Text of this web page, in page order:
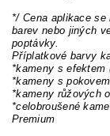
*/ Cena aplikace
barev nebo jiných
poptávky.
Příplatkové barvy
*kameny s efektem
*kameny s pokovem
*kameny růžových
*celobroušené
Premium